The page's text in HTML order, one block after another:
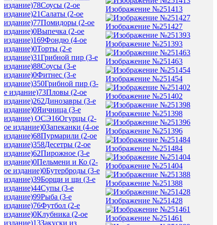
издание)78Соусы (2-ое
издание)21Салаты (2-ое
издание)77Помидоры (2-ое
издание)0Выпечка (2-ое
издание)169Фондю (4-ое
издание)0Торты (2-е
издание)31Грибной пир (3-е
издание)88Соусы (3-е
издание)0Фитнес (3-е
издание)350Грибной пир (3-
е издание)73Пловы (2-ое
издание)262Динозавры (3-е
издание)0Яичница (3-е
издание) ОСЭ16Огурцы (2-
ое издание)0Запеканки (4-ое
издание)68Пурмарили (2-ое
издание)358Десетры (2-ое
издание)62Пирожное (3-е
издание)0Пельмени и Ко (2-
ое издание)0Бутерброды (3-е
издание)39Борщи и щи (3-е
издание)44Супы (3-е
издание)99Рыба (3-е
издание)76Футбол (2-е
издание)0Клубника (2-ое
издание)13Закуски из
Изображение №251413
Изображение №251427
Изображение №251393
Изображение №251463
Изображение №251454
Изображение №251402
Изображение №251398
Изображение №251396
Изображение №251484
Изображение №251404
Изображение №251388
Изображение №251428
Изображение №251461